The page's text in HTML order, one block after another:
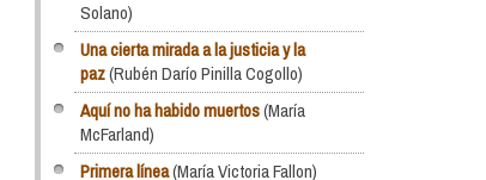
Solano)
Una cierta mirada a la justicia y la
paz(Rubén Darío Pinilla Cogollo)
Aquí no ha habido muertos(María
McFarland)
Primera línea(María Victoria Fallon)